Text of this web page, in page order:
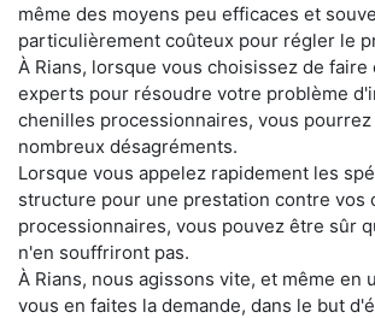
même des moyens peu efficaces et
particulièrement coûteux pour régler le
À Rians, lorsque vous choisissez de faire
experts pour résoudre votre problème
chenilles processionnaires, vous
nombreux désagréments.
Lorsque vous appelez rapidement les
structure pour une prestation contre vos
processionnaires, vous pouvez être sûr
n'en souffriront pas.
À Rians, nous agissons vite, et même en
vous en faites la demande, dans le but